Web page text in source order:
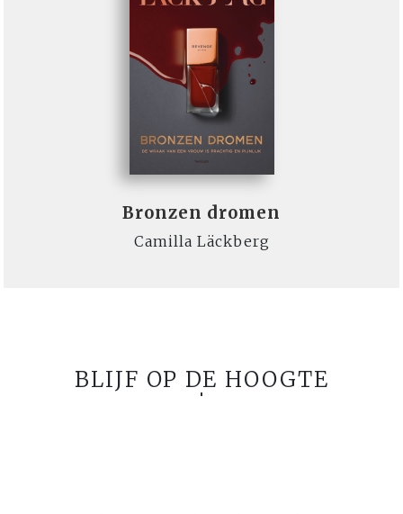
Bronzen dromen
Camilla Läckberg
BLIJF OP DE HOOGTE